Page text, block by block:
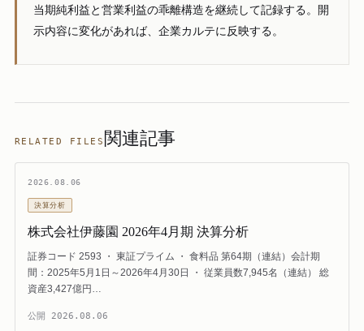
当期純利益と営業利益の乖離構造を継続して記録する。開
示内容に変化があれば、企業カルテに反映する。
RELATED FILES 関連記事
2026.08.06
決算分析
株式会社伊藤園 2026年4月期 決算分析
証券コード 2593 ・ 東証プライム ・ 食料品 第64期（連結）会計期
間：2025年5月1日～2026年4月30日 ・ 従業員数7,945名（連結） 総
資産3,427億円…
公開 2026.08.06